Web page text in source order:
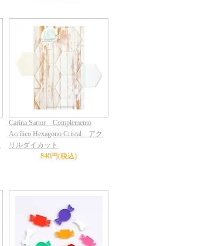
Carina Sartor Complemento
Acrílico Hexagono Cristal アク
リルダイカット
840円(税込)